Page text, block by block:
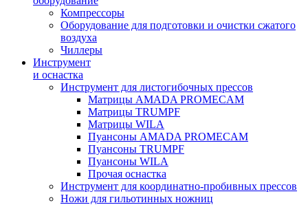
Компрессоры
Оборудование для подготовки и очистки сжатого
воздуха
Чиллеры
Инструмент
и оснастка
Инструмент для листогибочных прессов
Матрицы AMADA PROMECAM
Матрицы TRUMPF
Матрицы WILA
Пуансоны AMADA PROMECAM
Пуансоны TRUMPF
Пуансоны WILA
Прочая оснастка
Инструмент для координатно-пробивных прессов
Ножи для гильотинных ножниц